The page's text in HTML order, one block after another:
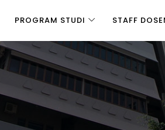
PROGRAM STUDI STAFF